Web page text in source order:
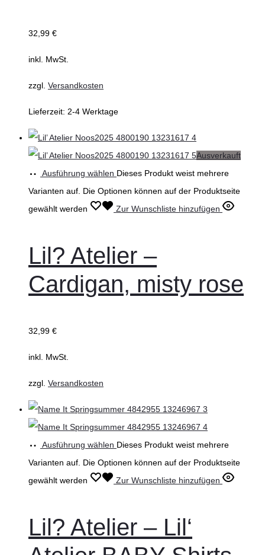
32,99 €
inkl. MwSt.
zzgl. Versandkosten
Lieferzeit: 2-4 Werktage
Ausverkauft
Ausführung wählen Dieses Produkt weist mehrere
Varianten auf. Die Optionen können auf der Produktseite
gewählt werden
Zur Wunschliste hinzufügen
Lil? Atelier –
Cardigan, misty rose
32,99 €
inkl. MwSt.
zzgl. Versandkosten
Ausführung wählen Dieses Produkt weist mehrere
Varianten auf. Die Optionen können auf der Produktseite
gewählt werden
Zur Wunschliste hinzufügen
Lil? Atelier – Lil‘